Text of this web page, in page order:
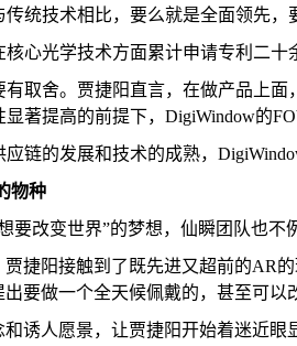
统技术相比，要么就是全面领先，
心光学技术方面累计申请专利二十
有取舍。贾捷阳直言，在做产品上
著提高的前提下，DigiWindow的
链的发展和技术的成熟，
物种
要改变世界”的梦想，仙瞬团队也不
贾捷阳接触到了既先进又超前的AR
出要做一个全天候佩戴的，甚至可
和诱人愿景，让贾捷阳开始着迷近